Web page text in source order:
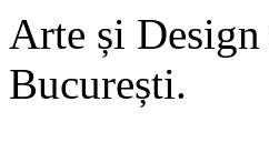
Arte și
București.